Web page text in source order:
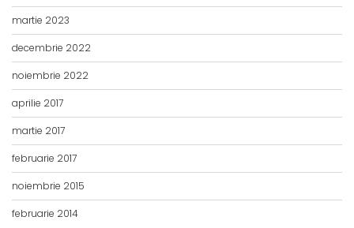
martie 2023
decembrie 2022
noiembrie 2022
aprilie 2017
martie 2017
februarie 2017
noiembrie 2015
februarie 2014